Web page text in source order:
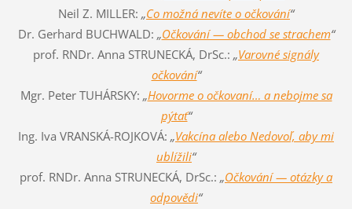
Neil Z. MILLER: „Co možná nevíte o očkování“
Dr. Gerhard BUCHWALD: „Očkování — obchod se strachem“
prof. RNDr. Anna STRUNECKÁ, DrSc.: „Varovné signály
očkování“
Mgr. Peter TUHÁRSKY: „Hovorme o očkovaní… a nebojme sa
pýtať“
Ing. Iva VRANSKÁ-ROJKOVÁ: „Vakcína alebo Nedovoľ, aby mi
ublížili“
prof. RNDr. Anna STRUNECKÁ, DrSc.: „Očkování — otázky a
odpovědi“